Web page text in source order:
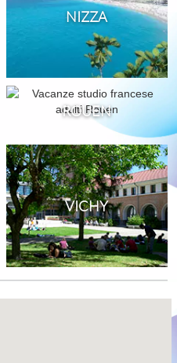
NIZZA
ROUEN
VICHY